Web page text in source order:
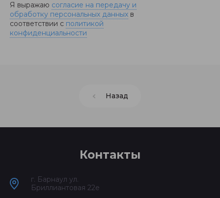
Я выражаю согласие на передачу и
обработку персональных данных в
соответствии с политикой
конфиденциальности
Назад
Контакты
г. Барнаул ул.
Бриллиантовая 22е